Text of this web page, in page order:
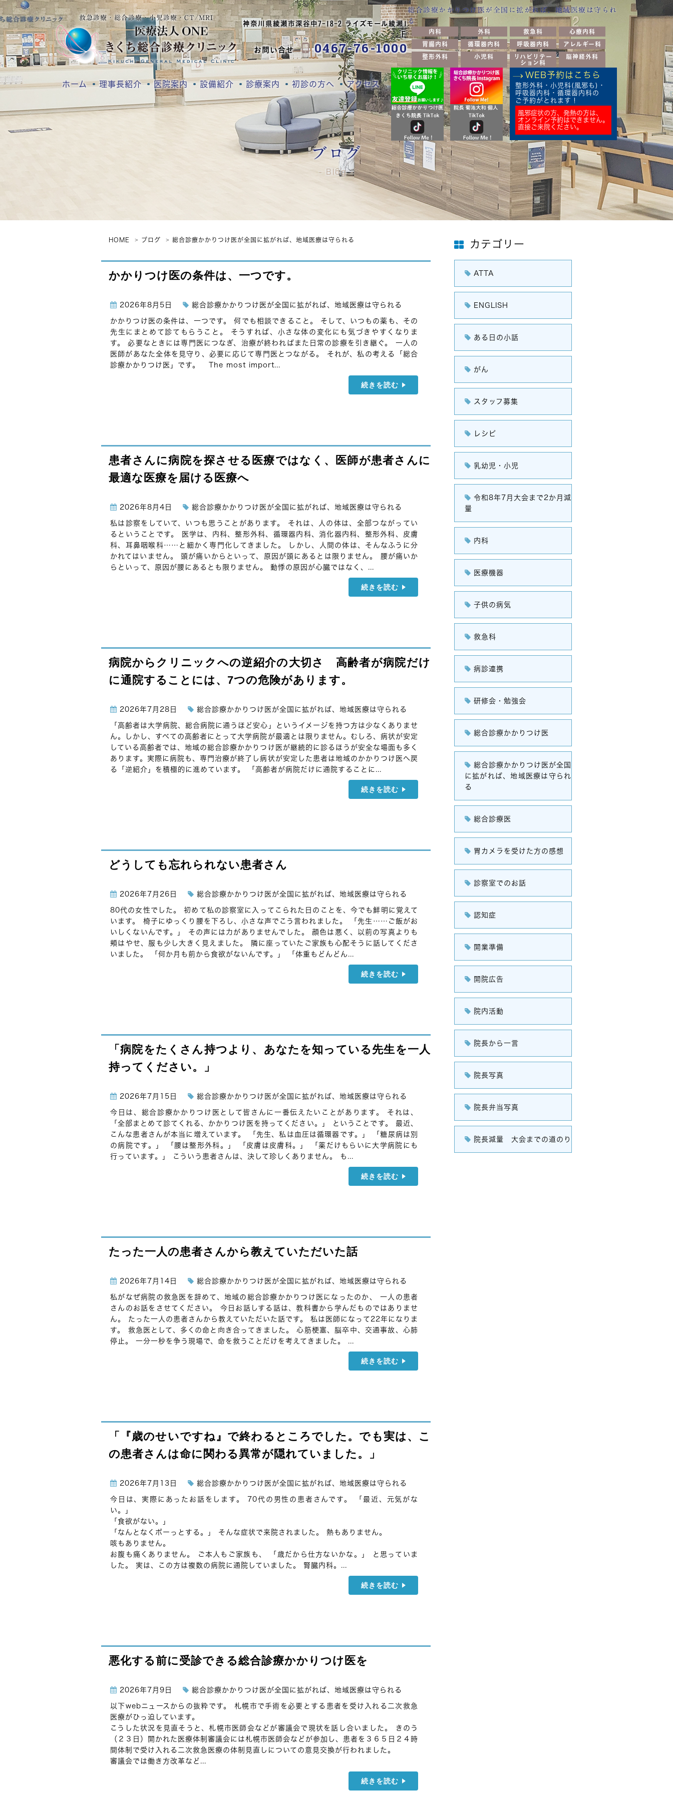
救急診療・総合診療・小児診療・CT/MRI
神奈川県綾瀬市深谷中7-18-2 ライズモール綾瀬1
Ｆ
お問い合せ 0467-76-1000
総合診療かかりつけ医が全国に拡がれば、地域医療は守られ
る
内科 外科 救急科 心療内科
胃腸内科 循環器内科 呼吸器内科 アレルギー科
整形外科 小児科
リハビリテー
ション科
脳神経外科
ホーム 理事長紹介 医院案内 設備紹介 診療案内 初診の方へ アクセス
WEB予約はこちら
整形外科・小児科(風邪も)・
呼吸器内科・循環器内科の
ご予約がとれます！
風邪症状の方、発熱の方は、
オンライン予約はできません。
直接ご来院ください。
ブログ
Blog
HOME ブログ 総合診療かかりつけ医が全国に拡がれば、地域医療は守られる
かかりつけ医の条件は、一つです。
2026年8月5日 総合診療かかりつけ医が全国に拡がれば、地域医療は守られる
かかりつけ医の条件は、一つです。 何でも相談できること。 そして、いつもの薬も、その
先生にまとめて診てもらうこと。 そうすれば、小さな体の変化にも気づきやすくなりま
す。 必要なときには専門医につなぎ、治療が終わればまた日常の診療を引き継ぐ。 一人の
医師があなた全体を見守り、必要に応じて専門医とつながる。 それが、私の考える「総合
診療かかりつけ医」です。 The most import...
続きを読む
患者さんに病院を探させる医療ではなく、医師が患者さんに
最適な医療を届ける医療へ
2026年8月4日 総合診療かかりつけ医が全国に拡がれば、地域医療は守られる
私は診察をしていて、いつも思うことがあります。 それは、人の体は、全部つながってい
るということです。 医学は、内科、整形外科、循環器内科、消化器内科、整形外科、皮膚
科、耳鼻咽喉科……と細かく専門化してきました。 しかし、人間の体は、そんなふうに分
かれてはいません。 頭が痛いからといって、原因が頭にあるとは限りません。 腰が痛いか
らといって、原因が腰にあるとも限りません。 動悸の原因が心臓ではなく、...
続きを読む
病院からクリニックへの逆紹介の大切さ 高齢者が病院だけ
に通院することには、7つの危険があります。
2026年7月28日 総合診療かかりつけ医が全国に拡がれば、地域医療は守られる
「高齢者は大学病院、総合病院に通うほど安心」というイメージを持つ方は少なくありませ
ん。しかし、すべての高齢者にとって大学病院が最適とは限りません。むしろ、病状が安定
している高齢者では、地域の総合診療かかりつけ医が継続的に診るほうが安全な場面も多く
あります。実際に病院も、専門治療が終了し病状が安定した患者は地域のかかりつけ医へ戻
る「逆紹介」を積極的に進めています。 「高齢者が病院だけに通院することに...
続きを読む
どうしても忘れられない患者さん
2026年7月26日 総合診療かかりつけ医が全国に拡がれば、地域医療は守られる
80代の女性でした。 初めて私の診察室に入ってこられた日のことを、今でも鮮明に覚えて
います。 椅子にゆっくり腰を下ろし、小さな声でこう言われました。 「先生……ご飯がお
いしくないんです。」 その声には力がありませんでした。 顔色は悪く、以前の写真よりも
頬はやせ、服も少し大きく見えました。 隣に座っていたご家族も心配そうに話してくださ
いました。 「何か月も前から食欲がないんです。」 「体重もどんどん...
続きを読む
「病院をたくさん持つより、あなたを知っている先生を一人
持ってください。」
2026年7月15日 総合診療かかりつけ医が全国に拡がれば、地域医療は守られる
今日は、総合診療かかりつけ医として皆さんに一番伝えたいことがあります。 それは、
「全部まとめて診てくれる、かかりつけ医を持ってください。」 ということです。 最近、
こんな患者さんが本当に増えています。 「先生、私は血圧は循環器です。」 「糖尿病は別
の病院です。」 「腰は整形外科。」 「皮膚は皮膚科。」 「薬だけもらいに大学病院にも
行っています。」 こういう患者さんは、決して珍しくありません。 も...
続きを読む
たった一人の患者さんから教えていただいた話
2026年7月14日 総合診療かかりつけ医が全国に拡がれば、地域医療は守られる
私がなぜ病院の救急医を辞めて、地域の総合診療かかりつけ医になったのか、 一人の患者
さんのお話をさせてください。 今日お話しする話は、教科書から学んだものではありませ
ん。 たった一人の患者さんから教えていただいた話です。 私は医師になって22年になりま
す。 救急医として、多くの命と向き合ってきました。 心筋梗塞、脳卒中、交通事故、心肺
停止。 一分一秒を争う現場で、命を救うことだけを考えてきました。 ...
続きを読む
「『歳のせいですね』で終わるところでした。でも実は、こ
の患者さんは命に関わる異常が隠れていました。」
2026年7月13日 総合診療かかりつけ医が全国に拡がれば、地域医療は守られる
今日は、実際にあったお話をします。 70代の男性の患者さんです。 「最近、元気がな
い。」
「食欲がない。」
「なんとなくボーっとする。」 そんな症状で来院されました。 熱もありません。
咳もありません。
お腹も痛くありません。 ご本人もご家族も、 「歳だから仕方ないかな。」 と思っていま
した。 実は、この方は複数の病院に通院していました。 腎臓内科。...
続きを読む
悪化する前に受診できる総合診療かかりつけ医を
2026年7月9日 総合診療かかりつけ医が全国に拡がれば、地域医療は守られる
以下webニュースからの抜粋です。 札幌市で手術を必要とする患者を受け入れる二次救急
医療がひっ迫しています。
こうした状況を見直そうと、札幌市医師会などが審議会で現状を話し合いました。 きのう
（２３日）開かれた医療体制審議会には札幌市医師会などが参加し、患者を３６５日２４時
間体制で受け入れる二次救急医療の体制見直しについての意見交換が行われました。
審議会では働き方改革など...
続きを読む
カテゴリー
ATTA
ENGLISH
ある日の小話
がん
スタッフ募集
レシピ
乳幼児・小児
令和8年7月大会まで2か月減
量
内科
医療機器
子供の病気
救急科
病診連携
研修会・勉強会
総合診療かかりつけ医
総合診療かかりつけ医が全国
に拡がれば、地域医療は守られ
る
総合診療医
胃カメラを受けた方の感想
診察室でのお話
認知症
開業準備
開院広告
院内活動
院長から一言
院長写真
院長弁当写真
院長減量 大会までの道のり